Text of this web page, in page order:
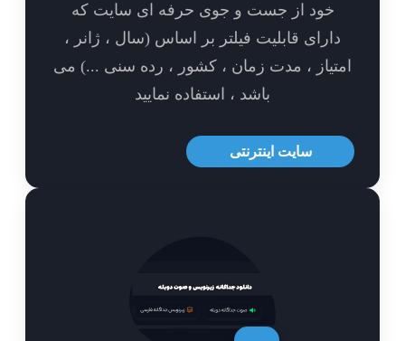
خود از جست و جوی حرفه ای سایت که
دارای قابلیت فیلتر بر اساس (سال ، ژانر ،
، مدت زمان ، کشور ، رده سنی ...) می
باشد ، استفاده نمایید
سایت اینترنتی